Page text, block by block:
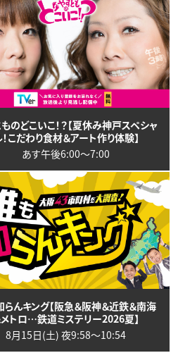
のどこいこ！？【夏休み神戸スペシャ
こだわり食材＆アート作り体験】
あす午後6:00〜7:00
らんキング【阪急＆阪神＆近鉄＆南海
メトロ…鉄道ミステリー2026夏】
8月15日(土) 夜9:58〜10:54